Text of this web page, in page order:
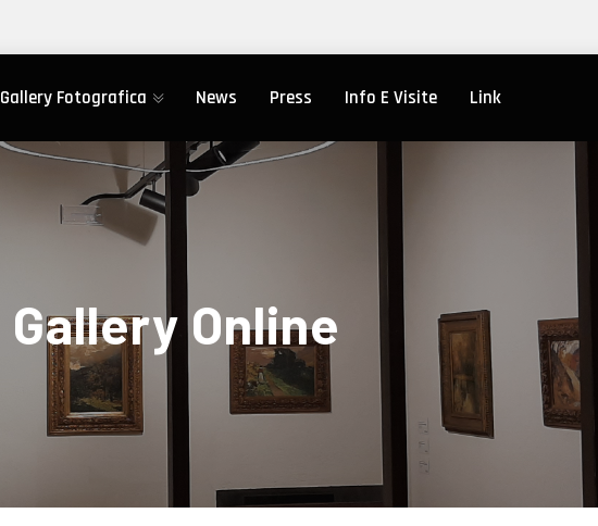
Gallery Fotografica News Press Info E Visite Link
Gallery Online